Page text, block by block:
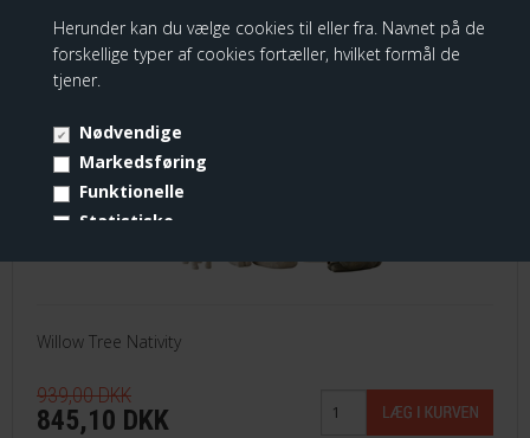
Herunder kan du vælge cookies til eller fra. Navnet på de
forskellige typer af cookies fortæller, hvilket formål de
tjener.
Nødvendige
Markedsføring
Funktionelle
Statistiske
Spar
Willow Tree Nativity
939,00 DKK
845,10 DKK